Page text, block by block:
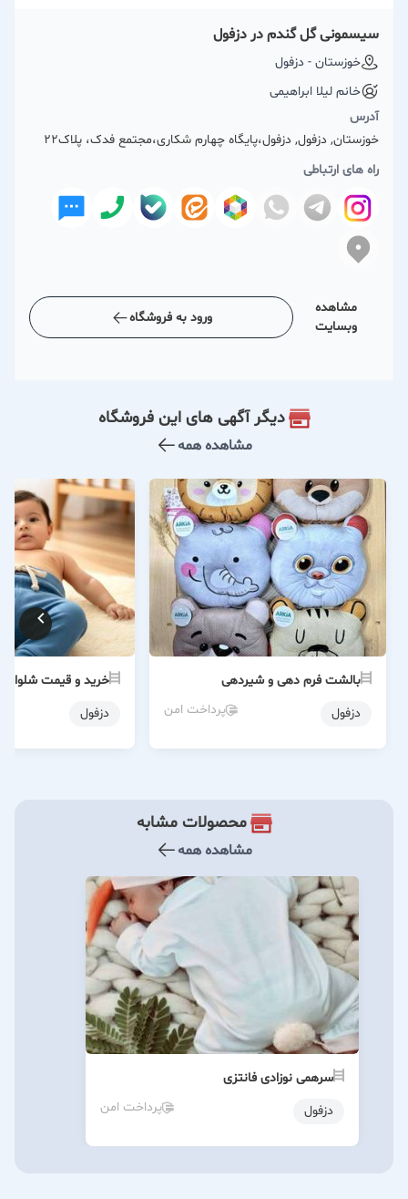
سیسمونی گل گندم در دزفول
خوزستان - دزفول
خانم لیلا ابراهیمی
آدرس
خوزستان, دزفول, دزفول،پایگاه چهارم شکاری،مجتمع فدک، پلاک22
راه های ارتباطی
مشاهده
وبسایت
ورود به فروشگاه
دیگر آگهی های این فروشگاه
مشاهده همه
بالشت فرم دهی و شیردهی
دزفول
پرداخت امن
خرید و قیمت شلوار
دزفول
محصولات مشابه
مشاهده همه
سرهمی نوزادی فانتزی
دزفول
پرداخت امن